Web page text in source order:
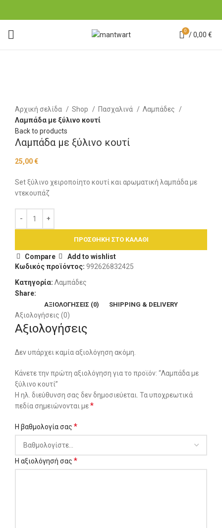
0 /0,00 €
Αρχική σελίδα
Shop Πασχαλινά
Λαμπάδες
Λαμπάδα με ξύλινο κουτί
Back to products
Λαμπάδα με ξύλινο κουτί
25,00€
Set ξύλινο χειροποίητο κουτί και αρωματική λαμπάδα με
ντεκουπάζ
ΠΡΟΣΘΉΚΗ ΣΤΟ ΚΑΛΆΘΙ
Compare
Add to wishlist
Κωδικός προϊόντος: 992626832425
Κατηγορία: Λαμπάδες
Share:
ΑΞΙΟΛΟΓΉΣΕΙΣ (0) SHIPPING & DELIVERY
Αξιολογήσεις (0)
Αξιολογήσεις
Δεν υπάρχει καμία αξιολόγηση ακόμη.
Κάνετε την πρώτη αξιολόγηση για το προϊόν: “Λαμπάδα με
ξύλινο κουτί”
Η ηλ. διεύθυνση σας δεν δημοσιεύεται. Τα υποχρεωτικά
πεδία σημειώνονται με*
Η βαθμολογία σας *
Η αξιολόγησή σας *